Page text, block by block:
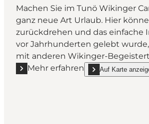
Machen Sie im Tunö Wikinger
ganz neue Art Urlaub. Hier
zurückdrehen und das einfache
vor Jahrhunderten gelebt
mit anderen Wikinger-
Mehr erfahren
Mehr erfahren "Tunø Wikinger
Auf Karte
show Tunø Wikinger